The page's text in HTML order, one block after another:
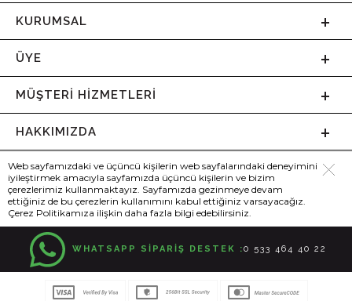
KURUMSAL
ÜYE
MÜŞTERI HIZMETLERI
HAKKIMIZDA
Web sayfamızdaki ve üçüncü kişilerin web sayfalarındaki deneyimini
iyileştirmek amacıyla sayfamızda üçüncü kişilerin ve bizim
çerezlerimiz kullanmaktayız. Sayfamızda gezinmeye devam
ettiğiniz de bu çerezlerin kullanımını kabul ettiğiniz varsayacağız.
Çerez Politikamıza ilişkin daha fazla bilgi edebilirsiniz.
WHATSAPP SİPARİŞ DESTEK :0 533 464 40 22